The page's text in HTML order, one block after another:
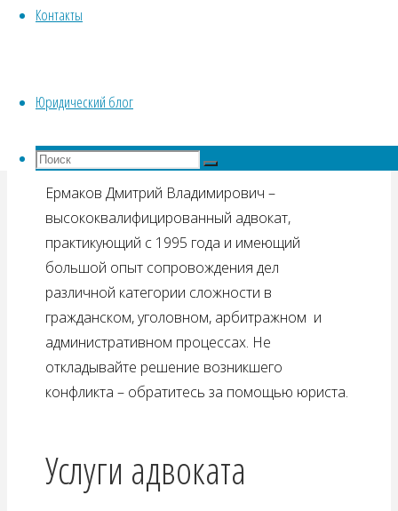
Контакты
Юридический блог
Поиск
Что
Поиск
понадобится консультация специалиста в
консультацией опытного адвоката с
Дмитрию Владимировичу.
Ермаков Дмитрий Владимирович –
высококвалифицированный адвокат,
практикующий с 1995 года и имеющий
большой опыт сопровождения дел
различной категории сложности в
гражданском, уголовном, арбитражном и
административном процессах. Не
откладывайте решение возникшего
конфликта – обратитесь за помощью юриста.
Услуги адвоката